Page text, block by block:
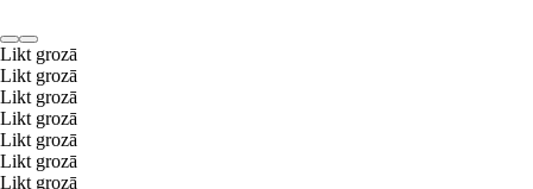
Likt grozā
Likt grozā
Likt grozā
Likt grozā
Likt grozā
Likt grozā
Likt grozā